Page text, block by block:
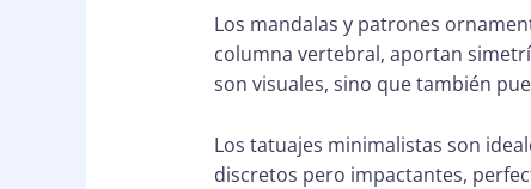
Los mandalas y patrones
columna vertebral, aportan
son visuales, sino que también
Los tatuajes minimalistas son
discretos pero impactantes,